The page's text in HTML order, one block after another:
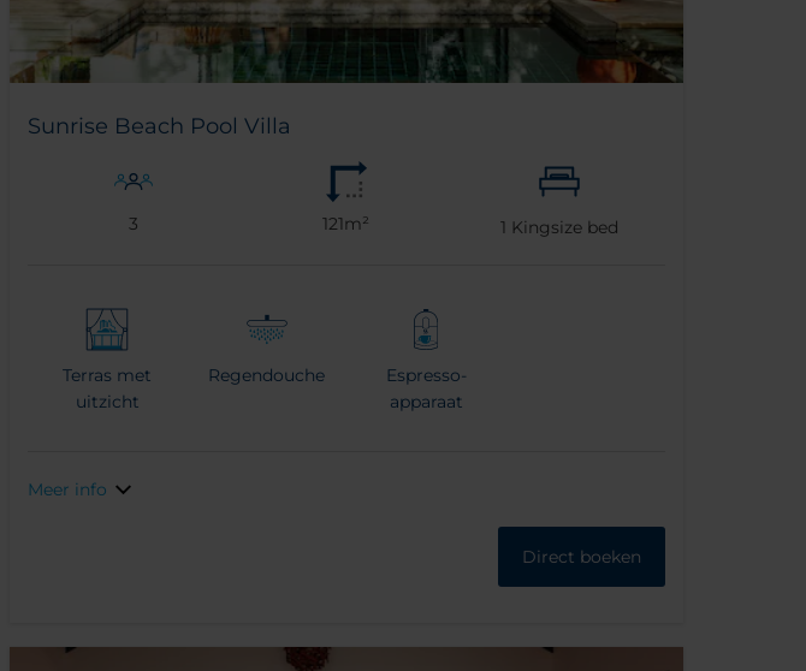
Sunrise Beach Pool Villa
3 121m² 1 Kingsize bed
Terras met
uitzicht
Regendouche
Espresso-
apparaat
Meer info
Direct boeken